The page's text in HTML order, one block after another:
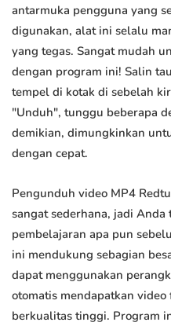
antarmuka pengguna yang
digunakan, alat ini selalu
yang tegas. Sangat mudah
dengan program ini! Salin
tempel di kotak di sebelah
"Unduh", tunggu beberapa
demikian, dimungkinkan
dengan cepat.
Pengunduh video MP4
sangat sederhana, jadi
pembelajaran apa pun
ini mendukung sebagian
dapat menggunakan
otomatis mendapatkan
berkualitas tinggi. Program